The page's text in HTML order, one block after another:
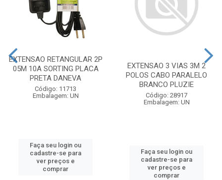
EXTENSAO RETANGULAR 2P
05M 10A SORTING PLACA
PRETA DANEVA
Código: 11713
Embalagem: UN
Faça seu login ou
cadastre-se para
ver preços e
comprar
EXTENSAO 3 VIAS 3M 2
POLOS CABO PARALELO
BRANCO PLUZIE
Código: 28917
Embalagem: UN
Faça seu login ou
cadastre-se para
ver preços e
comprar